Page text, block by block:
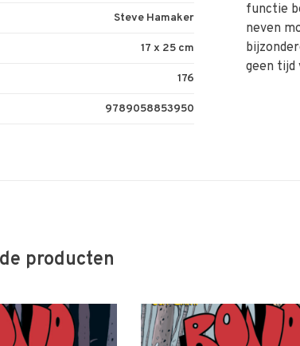
Steve Hamaker
17 x 25 cm
176
9789058853950
functie
neven
geen tijd
producten